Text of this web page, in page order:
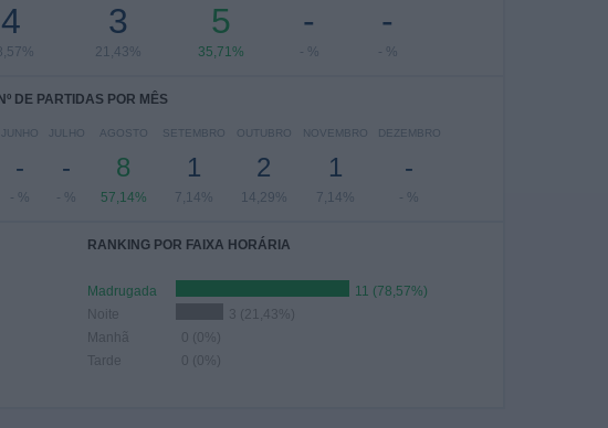
4 3
21,43%
5
35,71%
-
- %
-
- %
Nº DE PARTIDAS POR MÊS
JUNHO
-
- %
JULHO
-
- %
AGOSTO
8
57,14%
SETEMBRO
1
7,14%
OUTUBRO
2
14,29%
NOVEMBRO
1
7,14%
DEZEMBRO
-
- %
RANKING POR FAIXA HORÁRIA
Madrugada
11 (78,57%)
Noite
3 (21,43%)
Manhã
0 (0%)
Tarde
0 (0%)